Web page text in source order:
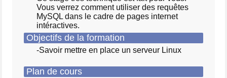
Vous verrez comment utiliser des requêtes
MySQL dans le cadre de pages internet
intéractives.
Objectifs de la formation
-Savoir mettre en place un serveur Linux
Plan de cours